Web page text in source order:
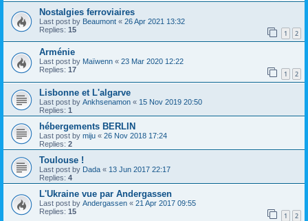
Nostalgies ferroviaires
Last post by Beaumont « 26 Apr 2021 13:32
Replies: 15 1 2
Arménie
Last post by Maïwenn « 23 Mar 2020 12:22
Replies: 17 1 2
Lisbonne et L'algarve
Last post by Ankhsenamon « 15 Nov 2019 20:50
Replies: 1
hébergements BERLIN
Last post by miju « 26 Nov 2018 17:24
Replies: 2
Toulouse !
Last post by Dada « 13 Jun 2017 22:17
Replies: 4
L'Ukraine vue par Andergassen
Last post by Andergassen « 21 Apr 2017 09:55
Replies: 15 1 2